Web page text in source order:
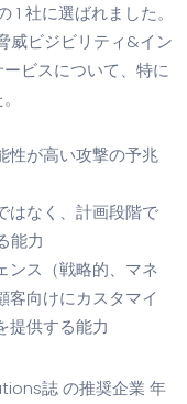
社に選ばれました。
威ビジビリティ&イン
ビスについて、特に
性が高い攻撃の予兆
はなく、計画段階で
能力
ンス（戦略的、マネ
客向けにカスタマイ
提供する能力
誌 の推奨企業 年